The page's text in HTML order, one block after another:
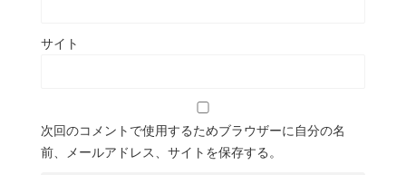
サイト
次回のコメントで使用するためブラウザーに自分の名
前、メールアドレス、サイトを保存する。